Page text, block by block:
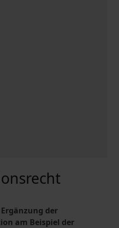
der
am Beispiel der